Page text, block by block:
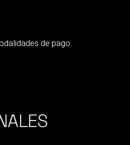
de pago.